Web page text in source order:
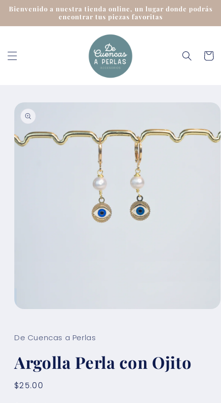
directamente
Bienvenido a nuestra tienda online, un lugar donde podrás
encontrar tus piezas favoritas
Carrito
directamente
a la
información
1
en
ventana
modal
De Cuencas a Perlas
Argolla Perla con Ojito
Precio
$25.00